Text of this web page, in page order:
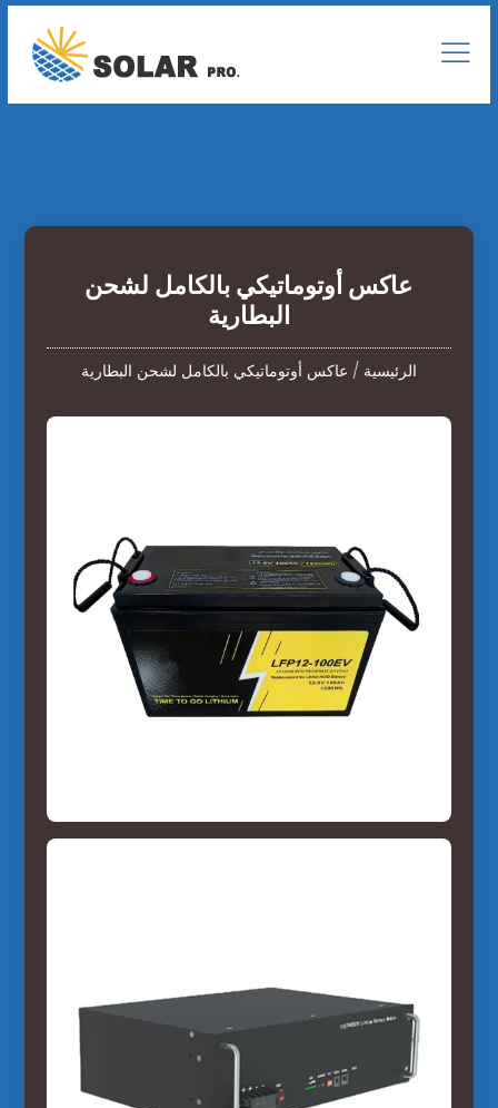
عاكس أوتوماتيكي بالكامل لشحن
البطارية
الرئيسية / عاكس أوتوماتيكي بالكامل لشحن البطارية